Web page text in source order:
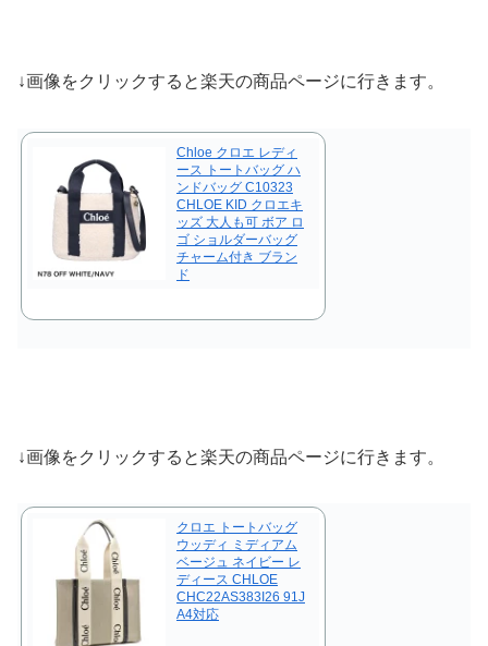
↓画像をクリックすると楽天の商品ページに行きます。
Chloe クロエ レディ
ース トートバッグ ハ
ンドバッグ C10323
CHLOE KID クロエキ
ッズ 大人も可 ボア ロ
ゴ ショルダーバッグ
チャーム付き ブラン
ド
↓画像をクリックすると楽天の商品ページに行きます。
クロエ トートバッグ
ウッディ ミディアム
ベージュ ネイビー レ
ディース CHLOE
CHC22AS383I26 91J
A4対応